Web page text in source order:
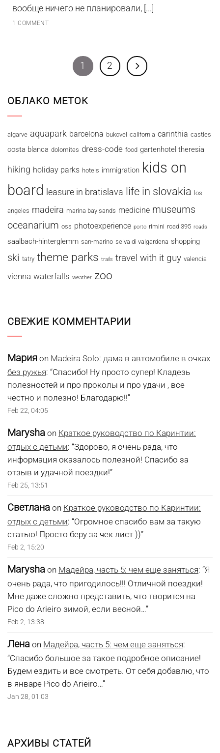
вообще ничего не планировали, [...]
1 COMMENT
1 2
ОБЛАКО МЕТОК
algarve aquapark barcelona bukovel california carinthia castles
costa blanca dolomites dress-code food gartenhotel theresia
hiking holiday parks hotels immigration kids on
board leasure in bratislava life in slovakia los
angeles madeira marina bay sands medicine museums
oceanarium oss photoexperience porto rimini road 395 roads
saalbach-hinterglemm san-marino selva di valgardena shopping
ski tatry theme parks trails travel with it guy valencia
vienna waterfalls weather zoo
СВЕЖИЕ КОММЕНТАРИИ
Мария on Madeira Solo: дама в автомобиле в очках
без ружья: “Спасибо! Ну просто супер! Кладезь
полезностей и про проколы и про удачи , все
честно и полезно! Благодарю!!”
Feb 22, 04:05
Marysha on Краткое руководство по Каринтии:
отдых с детьми: “Здорово, я очень рада, что
информация оказалось полезной! Спасибо за
отзыв и удачной поездки!”
Feb 25, 13:51
Светлана on Краткое руководство по Каринтии:
отдых с детьми: “Огромное спасибо вам за такую
статью! Просто беру за чек лист ))”
Feb 2, 15:20
Marysha on Мадейра, часть 5: чем еще заняться: “Я
очень рада, что пригодилось!!! Отличной поездки!
Мне даже сложно представить, что творится на
Pico do Arieiro зимой, если весной…”
Feb 2, 13:38
Лена on Мадейра, часть 5: чем еще заняться:
“Спасибо большое за такое подробное описание!
Будем ездить и все смотреть. От себя добавлю, что
в январе Pico do Arieiro…”
Jan 28, 01:03
АРХИВЫ СТАТЕЙ